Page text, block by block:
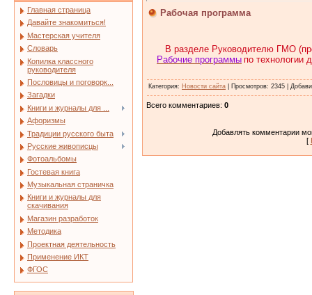
Главная страница
Давайте знакомиться!
Мастерская учителя
Словарь
Копилка классного
руководителя
Пословицы и поговорк...
Загадки
Книги и журналы для ...
Афоризмы
Традиции русского быта
Русские живописцы
Фотоальбомы
Гостевая книга
Музыкальная страничка
Книги и журналы для
скачивания
Магазин разработок
Методика
Проектная деятельность
Применение ИКТ
ФГОС
Рабочая программа
В разделе Руководителю ГМО
Рабочие программы по технологии
Категория: Новости сайта Просмотров: 2345 |
Всего комментариев: 0
Добавлять комментарии
[